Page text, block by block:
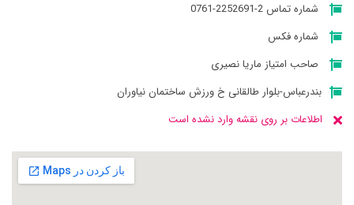
شماره تماس 2-2252691-0761
شماره فکس
صاحب امتیاز ماریا نصیری
بندرعباس-بلوار طالقانی خ ورزش ساختمان نیاوران
اطلاعات بر روی نقشه وارد نشده است